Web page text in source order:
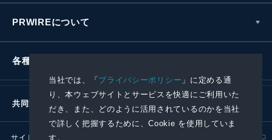
当社では、「プライバシーポリシー 」に定める通
り、本ウェブサイトとサービスを快適にご利用いた
だき、また、どのように活用されているのかを当社
で詳しく把握するために、Cookie を使用していま
す。
PRWIREについて
各種お問い合わせ
共同通信社グループ
サイトポリシー